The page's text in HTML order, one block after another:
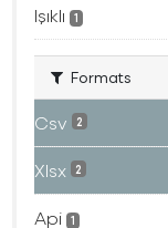
Işıklı 1
Formats
Csv 2
Xlsx 2
Api 1